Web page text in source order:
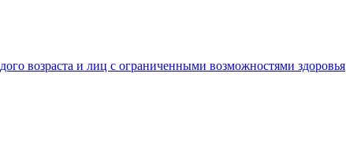
возраста и лиц с ограниченными возможностями здоровья